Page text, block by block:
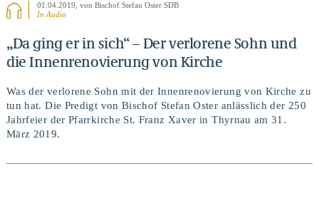
01.04.2019 , von Bischof Stefan Oster SDB
In Audio
„Da ging er in sich“ – Der verlorene Sohn und
die Innenrenovierung von Kirche
Was der verlorene Sohn mit der Innenrenovierung von Kirche zu
tun hat. Die Predigt von Bischof Stefan Oster anlässlich der 250
Jahrfeier der Pfarrkirche St. Franz Xaver in Thyrnau am 31.
März 2019.